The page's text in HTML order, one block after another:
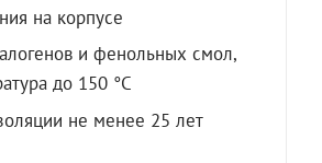
на корпусе
и фенольных смол,
до 150 °C
не менее 25 лет